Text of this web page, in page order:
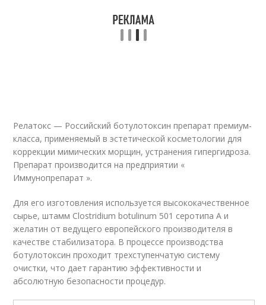
Релатокс — Российский ботулотоксин препарат премиум-
класса, применяемый в эстетической косметологии для
коррекции мимических морщин, устранения гипергидроза.
Препарат производится на предприятии «
Иммунопрепарат ».
Для его изготовления используется высококачественное
сырье, штамм Clostridium botulinum 501 серотипа А и
желатин от ведущего европейского производителя в
качестве стабилизатора. В процессе производства
ботулотоксин проходит трехступенчатую систему
очистки, что дает гарантию эффективности и
абсолютную безопасности процедур.